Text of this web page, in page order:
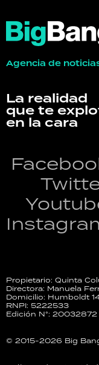
Agencia de
La realidad
que te
en la cara
Propietario: Quinta
Directora: Manuela
Domicilio: Humboldt
RNPI: 5222533
Edición N°:
© 2015-2026 Big